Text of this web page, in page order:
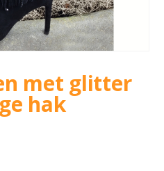
met glitter
hak